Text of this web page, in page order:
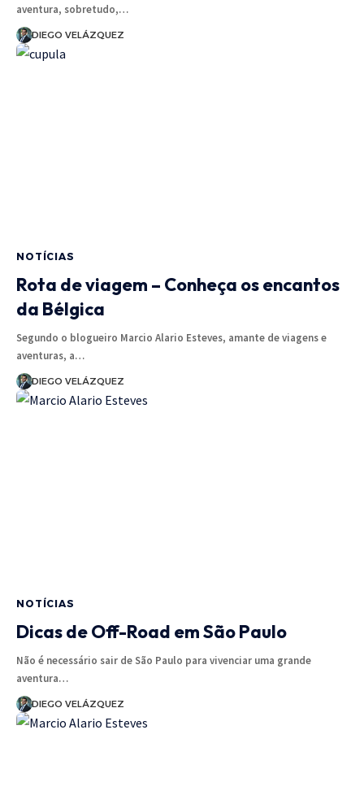
aventura, sobretudo,…
DIEGO VELÁZQUEZ
NOTÍCIAS
Rota de viagem – Conheça os encantos
da Bélgica
Segundo o blogueiro Marcio Alario Esteves, amante de viagens e
aventuras, a…
DIEGO VELÁZQUEZ
NOTÍCIAS
Dicas de Off-Road em São Paulo
Não é necessário sair de São Paulo para vivenciar uma grande
aventura…
DIEGO VELÁZQUEZ